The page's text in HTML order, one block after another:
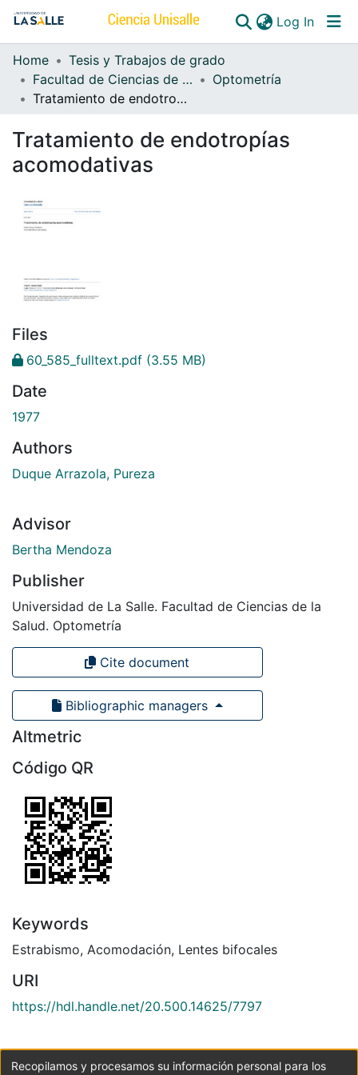
Log In
Communities & Collections
All of DSpace
Home
Tesis y Trabajos de grado
Facultad de Ciencias de la Salud
Optometría
Tratamiento de endotropías acomodativas
Tratamiento de endotropías
acomodativas
Files
60_585_fulltext.pdf (3.55 MB)
Date
1977
Authors
Duque Arrazola, Pureza
Advisor
Bertha Mendoza
Publisher
Universidad de La Salle. Facultad de Ciencias de la
Salud. Optometría
Cite document
Bibliographic managers
Altmetric
Código QR
Keywords
Estrabismo, Acomodación, Lentes bifocales
URI
https://hdl.handle.net/20.500.14625/7797
Collections
Recopilamos y procesamos su información personal para los